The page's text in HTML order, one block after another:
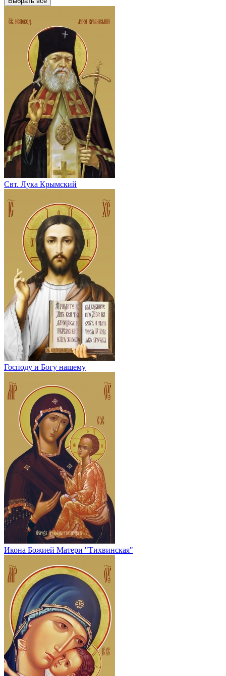
Свт. Лука Крымский
Господу и Богу нашему
Икона Божией Матери "Тихвинская"